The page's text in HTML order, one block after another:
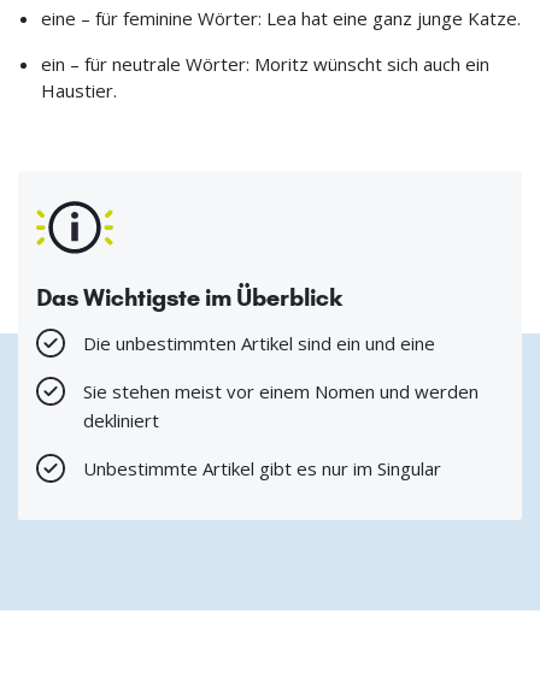
eine – für feminine Wörter: Lea hat eine ganz junge Katze.
ein – für neutrale Wörter: Moritz wünscht sich auch ein
Haustier.
Das Wichtigste im Überblick
Die unbestimmten Artikel sind ein und eine
Sie stehen meist vor einem Nomen und werden
dekliniert
Unbestimmte Artikel gibt es nur im Singular